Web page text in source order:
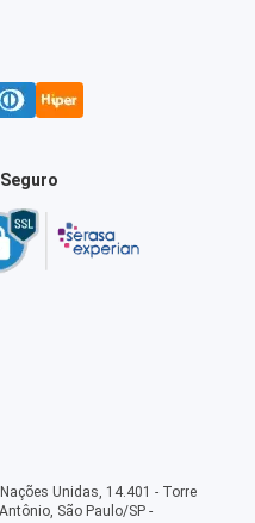
Unidas, 14.401 - Torre
São Paulo/SP -